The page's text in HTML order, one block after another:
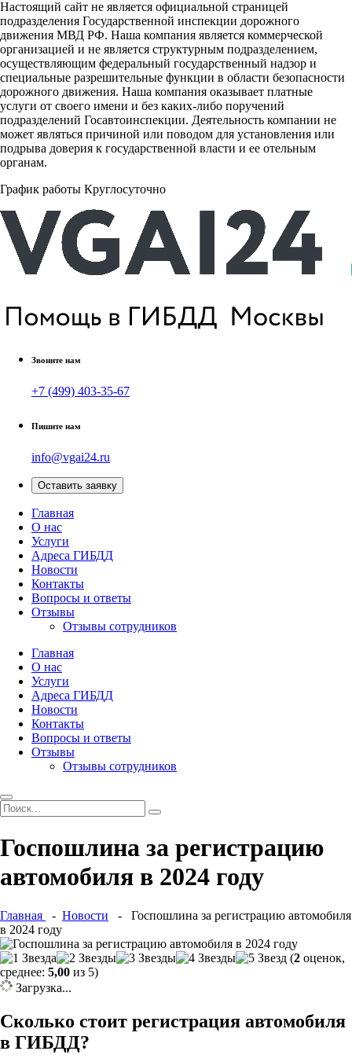
Настоящий сайт не является официальной страницей
подразделения Государственной инспекции дорожного
движения МВД РФ. Наша компания является коммерческой
организацией и не является структурным подразделением,
осуществляющим федеральный государственный надзор и
специальные разрешительные функции в области безопасности
дорожного движения. Наша компания оказывает платные
услуги от своего имени и без каких-либо поручений
подразделений Госавтоинспекции. Деятельность компании не
может являться причиной или поводом для установления или
подрыва доверия к государственной власти и ее отельным
органам.
График работы Круглосуточно
Звоните нам
+7 (499) 403-35-67
Пишите нам
info@vgai24.ru
Оставить заявку
Главная
О нас
Услуги
Адреса ГИБДД
Новости
Контакты
Вопросы и ответы
Отзывы
Отзывы сотрудников
Главная
О нас
Услуги
Адреса ГИБДД
Новости
Контакты
Вопросы и ответы
Отзывы
Отзывы сотрудников
Госпошлина за регистрацию
автомобиля в 2024 году
Главная - Новости - Госпошлина за регистрацию автомобиля
в 2024 году
(2 оценок,
среднее: 5,00 из 5)
Загрузка...
Сколько стоит регистрация автомобиля
в ГИБДД?